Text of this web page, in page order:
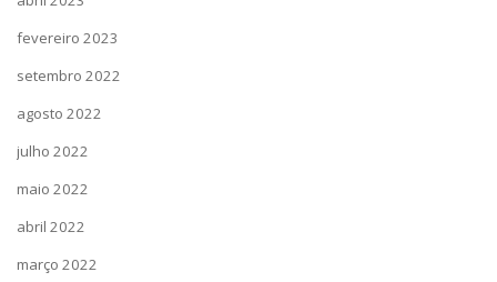
fevereiro 2023
setembro 2022
agosto 2022
julho 2022
maio 2022
abril 2022
março 2022